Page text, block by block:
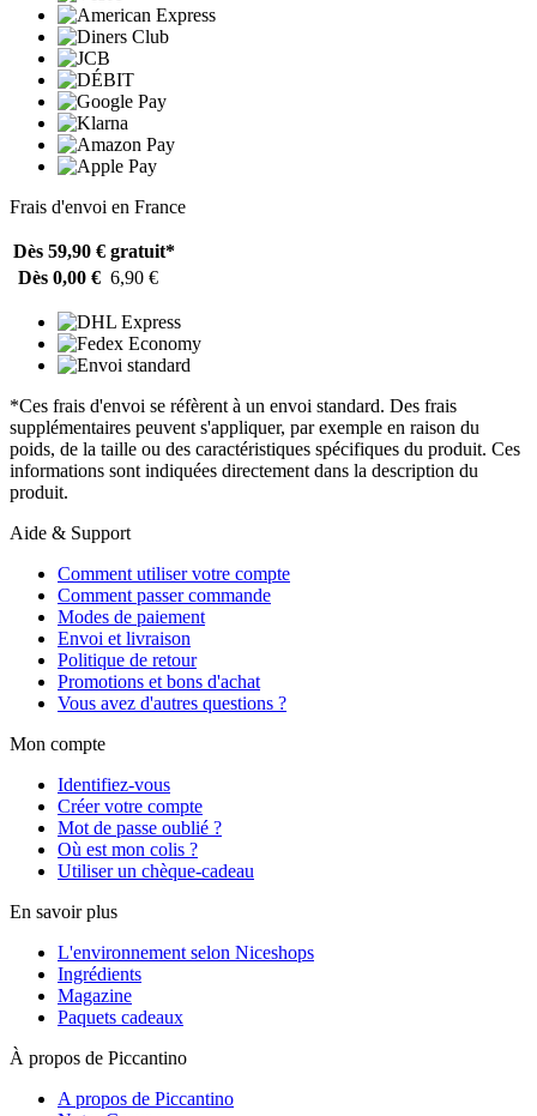
Frais d'envoi en France
Dès 59,90 € gratuit*
Dès 0,00 € 6,90 €
*Ces frais d'envoi se réfèrent à un envoi standard. Des frais
supplémentaires peuvent s'appliquer, par exemple en raison du
poids, de la taille ou des caractéristiques spécifiques du produit. Ces
informations sont indiquées directement dans la description du
produit.
Aide & Support
Comment utiliser votre compte
Comment passer commande
Modes de paiement
Envoi et livraison
Politique de retour
Promotions et bons d'achat
Vous avez d'autres questions ?
Mon compte
Identifiez-vous
Créer votre compte
Mot de passe oublié ?
Où est mon colis ?
Utiliser un chèque-cadeau
En savoir plus
L'environnement selon Niceshops
Ingrédients
Magazine
Paquets cadeaux
À propos de Piccantino
A propos de Piccantino